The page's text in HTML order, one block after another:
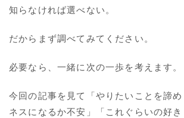
知らなければ選べない。
だからまず調べてみてください。
必要なら、一緒に次の一歩を考えます。
今回の記事を見て「やりたいことを諦
ネスになるか不安」「これぐらいの好